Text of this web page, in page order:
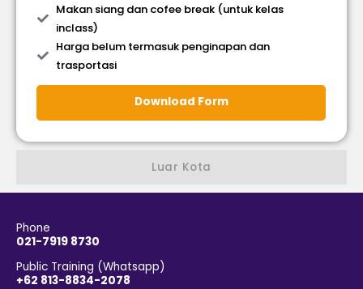
Luar Kota
Makan siang dan cofee break (untuk kelas
inclass)
Harga belum termasuk penginapan dan
trasportasi
Download Form
Phone
021-7919 8730
Public Training (Whatsapp)
+62 813-8834-2078